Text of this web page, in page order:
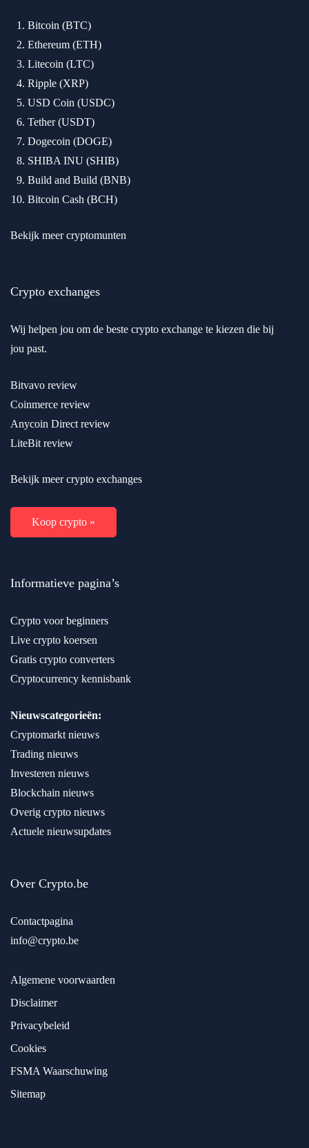
Bitcoin (BTC)
Ethereum (ETH)
Litecoin (LTC)
Ripple (XRP)
USD Coin (USDC)
Tether (USDT)
Dogecoin (DOGE)
SHIBA INU (SHIB)
Build and Build (BNB)
Bitcoin Cash (BCH)
Bekijk meer cryptomunten
Crypto exchanges
Wij helpen jou om de beste crypto exchange te kiezen die bij
jou past.
Bitvavo review
Coinmerce review
Anycoin Direct review
LiteBit review
Bekijk meer crypto exchanges
Koop crypto »
Informatieve pagina’s
Crypto voor beginners
Live crypto koersen
Gratis crypto converters
Cryptocurrency kennisbank
Nieuwscategorieën:
Cryptomarkt nieuws
Trading nieuws
Investeren nieuws
Blockchain nieuws
Overig crypto nieuws
Actuele nieuwsupdates
Over Crypto.be
Contactpagina
info@crypto.be
Algemene voorwaarden
Disclaimer
Privacybeleid
Cookies
FSMA Waarschuwing
Sitemap